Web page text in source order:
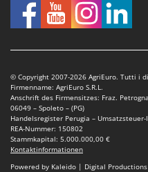
© Copyright 2007-2026 AgriEuro. Tutti i
Firmenname: AgriEuro S.R.L.
Anschrift des Firmensitzes: Fraz.
06049 – Spoleto – (PG)
Handelsregister Perugia –
REA-Nummer: 150802
Stammkapital: 5.000.000,00 €
Kontaktinformationen
Powered by Kaleido | Digital